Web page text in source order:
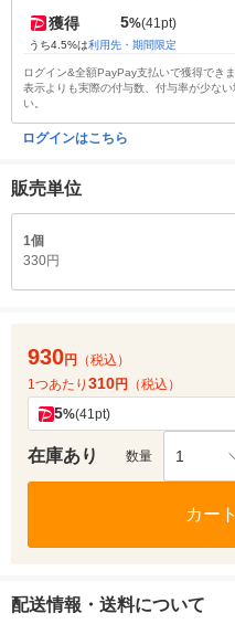
獲得 5%(41pt)
うち4.5%は利用先・期間限定
ログイン&全額PayPay支払いで獲得でき
表示よりも実際の付与数、付与率が少な
い。
ログインはこちら
販売単位
1個
330円
930円
（税込）
1つあたり 310円 （税込）
5%(41pt)
在庫あり 数量 1
カー
配送情報・送料について